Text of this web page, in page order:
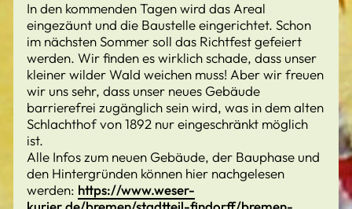
In den kommenden Tagen wird das Areal
eingezäunt und die Baustelle eingerichtet. Schon
im nächsten Sommer soll das Richtfest gefeiert
werden. Wir finden es wirklich schade, dass unser
kleiner wilder Wald weichen muss! Aber wir freuen
wir uns sehr, dass unser neues Gebäude
barrierefrei zugänglich sein wird, was in dem alten
Schlachthof von 1892 nur eingeschränkt möglich
ist.
Alle Infos zum neuen Gebäude, der Bauphase und
den Hintergründen können hier nachgelesen
werden: https://www.weser-